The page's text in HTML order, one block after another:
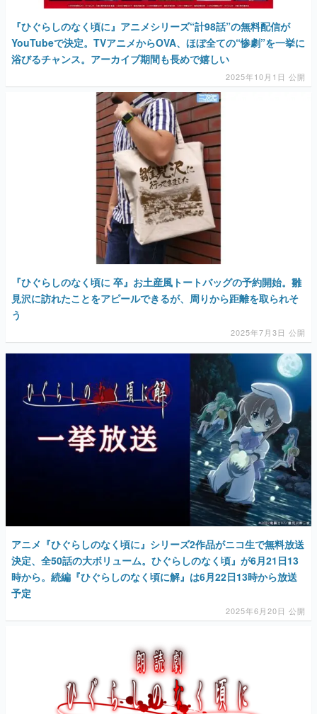
『ひぐらしのなく頃に』アニメシリーズ“計98話”の無料配信が
YouTubeで決定。TVアニメからOVA、ほぼ全ての“惨劇”を一挙に
浴びるチャンス。アーカイブ期間も長めで嬉しい
2025年10月1日 公開
『ひぐらしのなく頃に 卒』お土産風トートバッグの予約開始。雛
見沢に訪れたことをアピールできるが、周りから距離を取られそ
う
2025年7月3日 公開
アニメ『ひぐらしのなく頃に』シリーズ2作品がニコ生で無料放送
決定、全50話の大ボリューム。ひぐらしのなく頃』が6月21日13
時から。続編『ひぐらしのなく頃に解』は6月22日13時から放送
予定
2025年6月20日 公開